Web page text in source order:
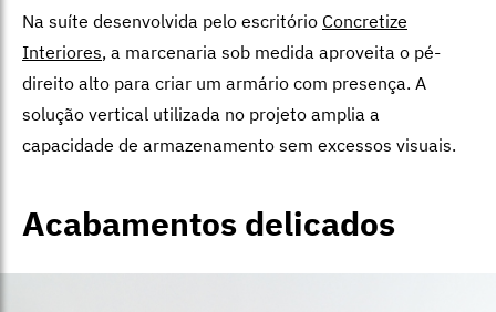
Na suíte desenvolvida pelo escritório Concretize
Interiores, a marcenaria sob medida aproveita o pé-
direito alto para criar um armário com presença. A
solução vertical utilizada no projeto amplia a
capacidade de armazenamento sem excessos visuais.
Acabamentos delicados